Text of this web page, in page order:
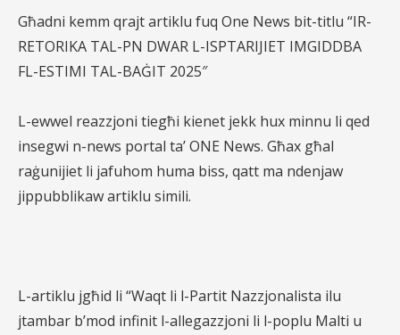
Għadni kemm qrajt artiklu fuq One News bit-titlu “IR-
RETORIKA TAL-PN DWAR L-ISPTARIJIET IMGIDDBA
FL-ESTIMI TAL-BAĠIT 2025″
L-ewwel reazzjoni tiegħi kienet jekk hux minnu li qed
insegwi n-news portal ta’ ONE News. Għax għal
raġunijiet li jafuhom huma biss, qatt ma ndenjaw
jippubblikaw artiklu simili.
L-artiklu jgħid li “Waqt li l-Partit Nazzjonalista ilu
jtambar b’mod infinit l-allegazzjoni li l-poplu Malti u